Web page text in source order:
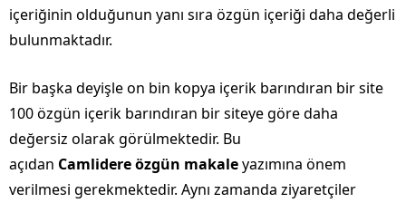
içeriğinin olduğunun yanı sıra özgün içeriği daha değerli
bulunmaktadır.
Bir başka deyişle on bin kopya içerik barındıran bir site
100 özgün içerik barındıran bir siteye göre daha
değersiz olarak görülmektedir. Bu
açıdan Camlidere özgün makaleyazımına önem
verilmesi gerekmektedir. Aynı zamanda ziyaretçiler